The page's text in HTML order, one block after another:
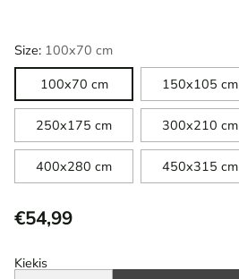
Size: 100x70 cm
100x70 cm
150x105 cm
250x175 cm 300x210 cm
400x280 cm 450x315 cm
Reguliari
kaina
€54,99
Kiekis